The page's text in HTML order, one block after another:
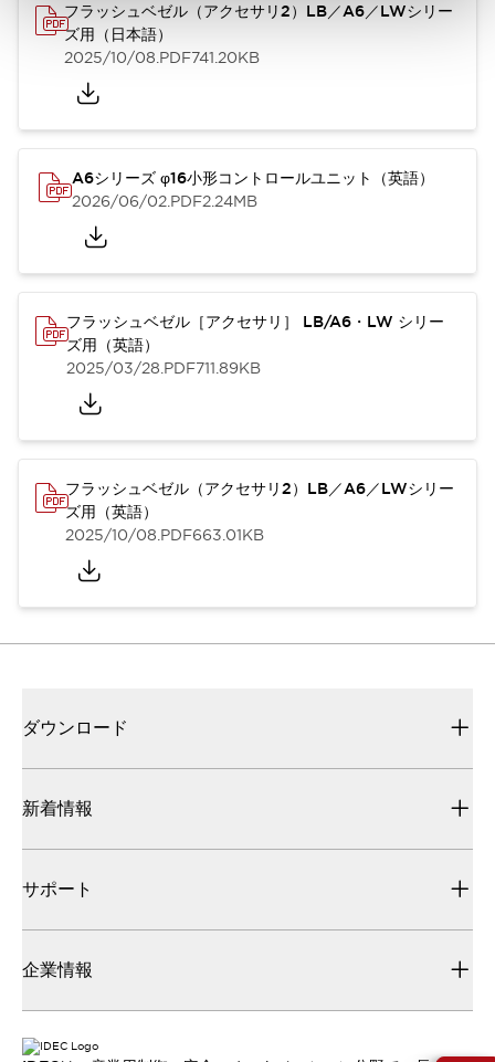
フラッシュベゼル（アクセサリ2）LB／A6／LWシリー
ズ用（日本語）
2025/10/08.PDF741.20KB
A6シリーズ φ16小形コントロールユニット（英語）
2026/06/02.PDF2.24MB
フラッシュベゼル［アクセサリ］ LB/A6・LW シリー
ズ用（英語）
2025/03/28.PDF711.89KB
フラッシュベゼル（アクセサリ2）LB／A6／LWシリー
ズ用（英語）
2025/10/08.PDF663.01KB
ダウンロード
新着情報
サポート
企業情報